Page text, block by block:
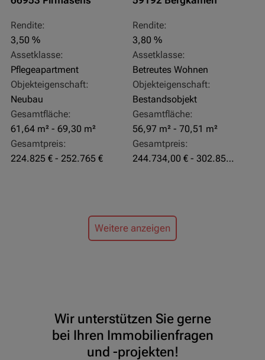
Rendite:
3,50 %
Assetklasse:
Pflegeapartment
Objekteigenschaft:
Neubau
Gesamtfläche:
61,64 m² - 69,30 m²
Gesamtpreis:
224.825 € - 252.765 €
Rendite:
3,80 %
Assetklasse:
Betreutes Wohnen
Objekteigenschaft:
Bestandsobjekt
Gesamtfläche:
56,97 m² - 70,51 m²
Gesamtpreis:
244.734,00 € - 302.855,00 €
Weitere anzeigen
Wir unterstützen Sie gerne
bei Ihren Immobilienfragen
und -projekten!